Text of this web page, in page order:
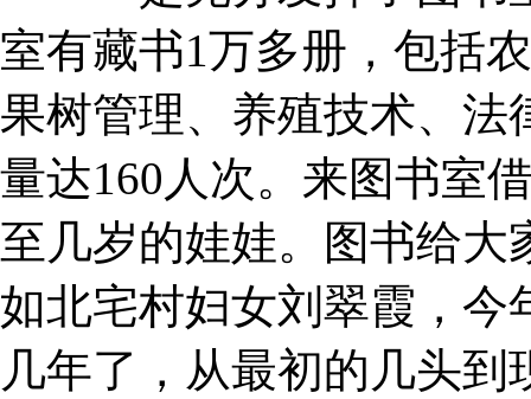
室有藏书1万多册，包括
果树管理、养殖技术、法
量达160人次。来图书室
至几岁的娃娃。图书给大
如北宅村妇女刘翠霞，今
几年了，从最初的几头到